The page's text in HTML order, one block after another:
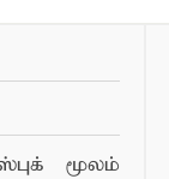
மூலம்